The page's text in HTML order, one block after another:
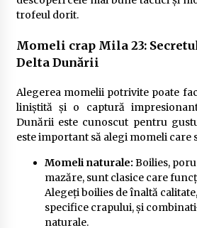
2 ani ago
trofeul dorit.
Momeli crap Mila 23:
Delta Dunării
Alegerea momelii potrivite poate
liniștită și o captură
Dunării este cunoscut pentru
este important să alegi momeli care
Momeli naturale: Boilies,
mazăre, sunt clasice care
Alegeți boilies de înaltă
specifice crapului, și
naturale.